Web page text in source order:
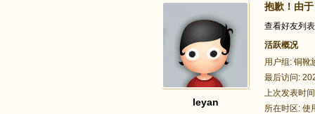
leyan
抱歉！由
查看好友列表
活跃概况
用户组: 铜靴
最后访问:
上次发表时
所在时区: 使